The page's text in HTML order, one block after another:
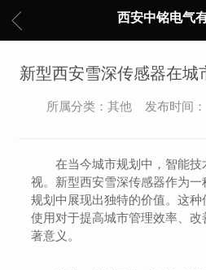
西安中铭电气
新型西安雪深传感器在城
所属分类：其他 发布时间
在当今城市规划中，智能
视。新型西安雪深传感器作为
规划中展现出独特的价值。这
使用对于提高城市管理效率、
著意义。